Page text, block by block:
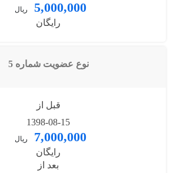
5,000,000 ریال
رایگان
نوع عضویت شماره 5
قبل از
1398-08-15
7,000,000 ریال
رایگان
بعد از